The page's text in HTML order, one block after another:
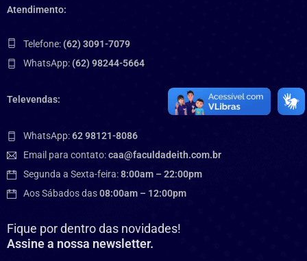
Atendimento:
Telefone: (62) 3091-7079
WhatsApp: (62) 98244-5664
Televendas:
WhatsApp:62 98121-8086
Email para contato:caa@faculdadeith.com.br
Segunda a Sexta-feira:8:00am – 22:00pm
Aos Sábados das08:00am – 12:00pm
Fique por dentro das novidades!
Assine a nossa newsletter.